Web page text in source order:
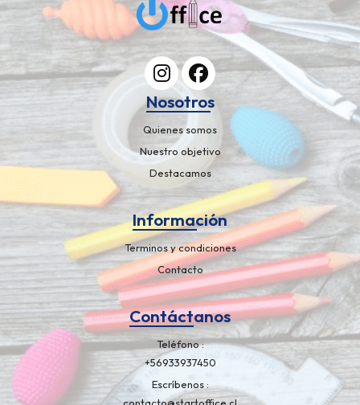
Nosotros
Quienes somos
Nuestro objetivo
Destacamos
Información
Terminos y condiciones
Contacto
Contáctanos
Teléfono
+56933937450
Escríbenos